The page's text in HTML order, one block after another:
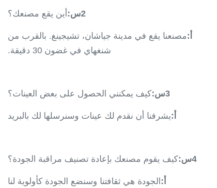
2س: أين يقع مصنعك؟
أ:مصنعنا يقع في مدينة جياشان، تشيجينغ. بالقرب من
شنغهاي في غضون 30 دقيقة.
3س: كيف يمكنني الحصول على بعض العينات؟
أ:يشرفنا أن نقدم لك عينات وسنرسلها لك بالبريد
4س: كيف يقوم مصنعك بإعادة تصنيف مراقبة الجودة؟
أ: الجودة هي ثقافتنا وسنضع الجودة كأولوية لنا